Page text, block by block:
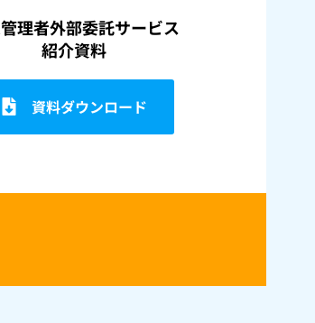
理者外部委託サービス
紹介資料
資料ダウンロード